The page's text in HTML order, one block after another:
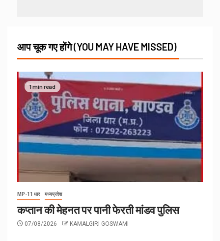
आप चूक गए होंगे (YOU MAY HAVE MISSED)
1 min read
MP-11 धार मध्यप्रदेश
कप्तान की मेहनत पर पानी फेरती मांडव पुलिस
07/08/2026 KAMALGIRI GOSWAMI